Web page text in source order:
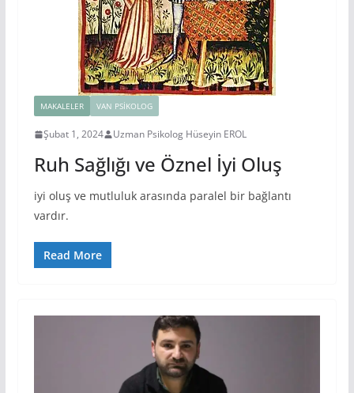
MAKALELER VAN PSIKOLOG
Şubat 1, 2024 Uzman Psikolog Hüseyin EROL
Ruh Sağlığı ve Öznel İyi Oluş
iyi oluş ve mutluluk arasında paralel bir bağlantı
vardır.
Read More